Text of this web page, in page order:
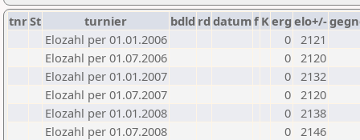
tnrSt turnier bdld rd datumf Kerg elo+/-
Elozahl per 01.01.2006
0 2121
Elozahl per 01.07.2006
0 2120
Elozahl per 01.01.2007
0 2132
Elozahl per 01.07.2007
0 2120
Elozahl per 01.01.2008
0 2138
Elozahl per 01.07.2008
0 2146